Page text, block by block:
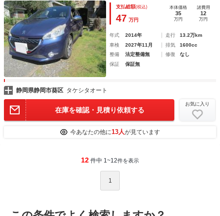
支払総額(税込)
47 万円
本体価格
35
万円
諸費用
12
万円
年式 2014年 走行
13.2万km
車検
2027年11月 排気
1600cc
整備
法定整備無 修復
なし
保証
保証無
静岡県静岡市葵区 タケシタオート
在庫を確認・見積り依頼する
お気に入り
今あなたの他に13人が見ています
12 件中 1~12件を表示
1